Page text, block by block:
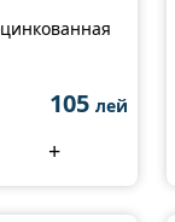
105 лей
+